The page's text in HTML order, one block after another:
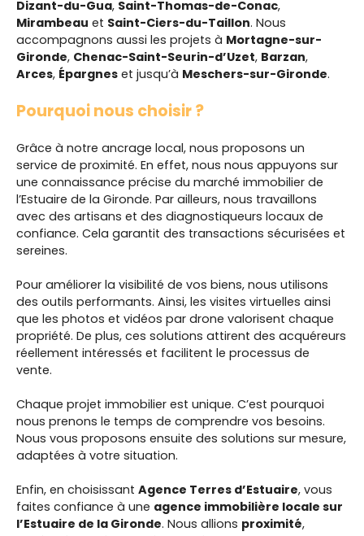
Dizant-du-Gua, Saint-Thomas-de-Conac,
Mirambeau et Saint-Ciers-du-Taillon. Nous
accompagnons aussi les projets à Mortagne-sur-
Gironde, Chenac-Saint-Seurin-d’Uzet, Barzan,
Arces, Épargnes et jusqu’à Meschers-sur-Gironde.
Pourquoi nous choisir ?
Grâce à notre ancrage local, nous proposons un
service de proximité. En effet, nous nous appuyons sur
une connaissance précise du marché immobilier de
l’Estuaire de la Gironde. Par ailleurs, nous travaillons
avec des artisans et des diagnostiqueurs locaux de
confiance. Cela garantit des transactions sécurisées et
sereines.
Pour améliorer la visibilité de vos biens, nous utilisons
des outils performants. Ainsi, les visites virtuelles ainsi
que les photos et vidéos par drone valorisent chaque
propriété. De plus, ces solutions attirent des acquéreurs
réellement intéressés et facilitent le processus de
vente.
Chaque projet immobilier est unique. C’est pourquoi
nous prenons le temps de comprendre vos besoins.
Nous vous proposons ensuite des solutions sur mesure,
adaptées à votre situation.
Enfin, en choisissant Agence Terres d’Estuaire, vous
faites confiance à une agence immobilière locale sur
l’Estuaire de la Gironde. Nous allions proximité,